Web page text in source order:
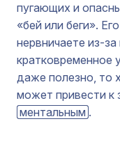
пугающих и
«бей или беги».
нервничаете из-
кратковременное
даже полезно, то
может привести к
ментальным .